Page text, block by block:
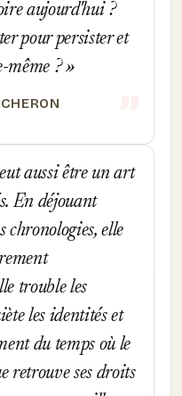
aujourd'hui ?
pour persister et
même ?
aussi être un art
En déjouant
chronologies, elle
trouble les
les identités et
du temps où le
retrouve ses droits